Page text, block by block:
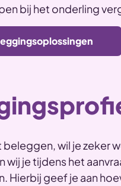
bij het onderling
beleggen, wil je zeker
wij je tijdens het
Hierbij geef je aan